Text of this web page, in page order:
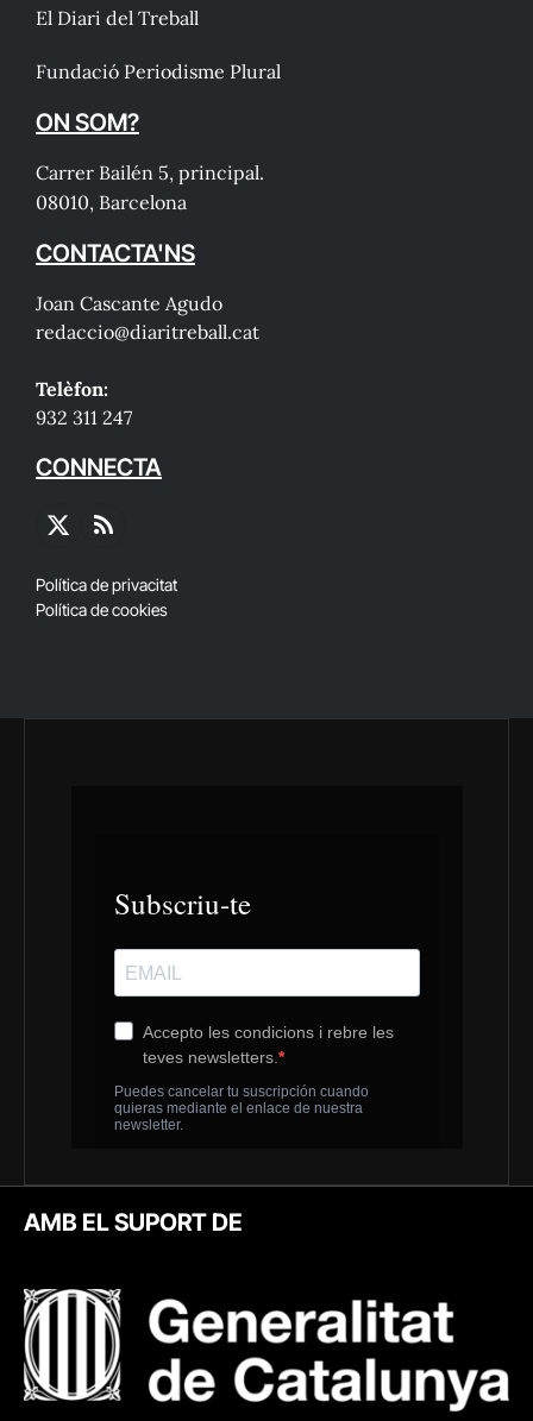
El Diari del Treball
Fundació Periodisme Plural
ON SOM?
Carrer Bailén 5, principal.
08010, Barcelona
CONTACTA'NS
Joan Cascante Agudo
redaccio@diaritreball.cat
Telèfon:
932 311 247
CONNECTA
X
RSS
Política de privacitat
Política de cookies
AMB EL SUPORT DE